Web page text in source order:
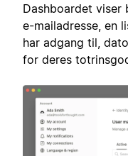
Dashboardet viser
e-mailadresse, en
har adgang til,
for deres